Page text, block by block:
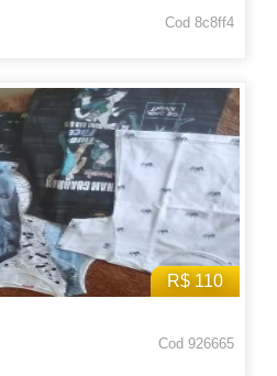
Cod 8c8ff4
R$ 110
Cod 926665